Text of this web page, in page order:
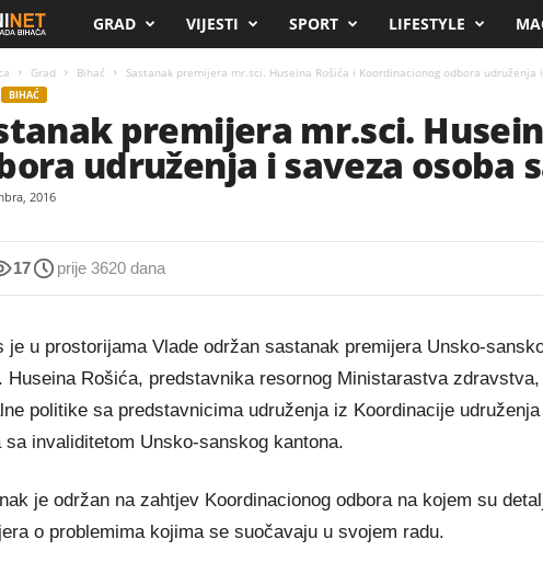
i
n
n
t
GRAD VIJESTI SPORT LIFESTYLE
Grad Bihać Sastanak premijera mr.sci. Huseina Rošića i Koordinacionog odbora udruženja
BIHAĆ
premijera mr.sci.
udruženja i saveza osoba
2016
17 prije 3620 dana
je u prostorijama Vlade održan sastanak premijera Unsko-
Huseina Rošića, predstavnika resornog Ministarastva zdravstva,
politike sa predstavnicima udruženja iz Koordinacije
sa invaliditetom Unsko-sanskog kantona.
je održan na zahtjev Koordinacionog odbora na kojem su
o problemima kojima se suočavaju u svojem radu.